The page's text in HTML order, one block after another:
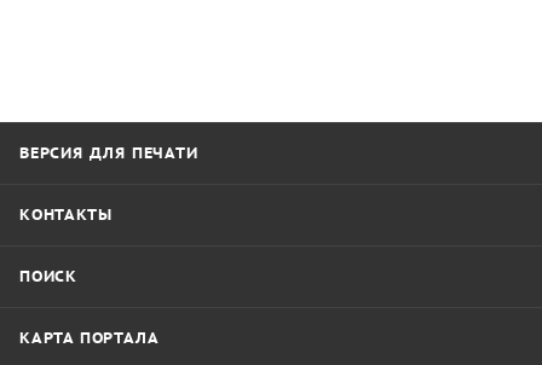
ВЕРСИЯ ДЛЯ ПЕЧАТИ
КОНТАКТЫ
ПОИСК
КАРТА ПОРТАЛА